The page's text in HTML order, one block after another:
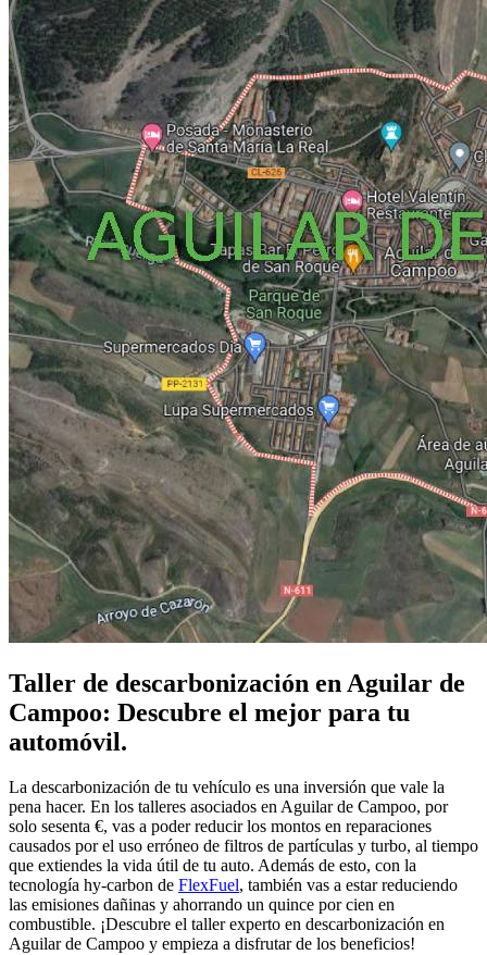
Taller de descarbonización en Aguilar de
Campoo: Descubre el mejor para tu
automóvil.
La descarbonización de tu vehículo es una inversión que vale la
pena hacer. En los talleres asociados en Aguilar de Campoo, por
solo sesenta €, vas a poder reducir los montos en reparaciones
causados por el uso erróneo de filtros de partículas y turbo, al tiempo
que extiendes la vida útil de tu auto. Además de esto, con la
tecnología hy-carbon de FlexFuel, también vas a estar reduciendo
las emisiones dañinas y ahorrando un quince por cien en
combustible. ¡Descubre el taller experto en descarbonización en
Aguilar de Campoo y empieza a disfrutar de los beneficios!